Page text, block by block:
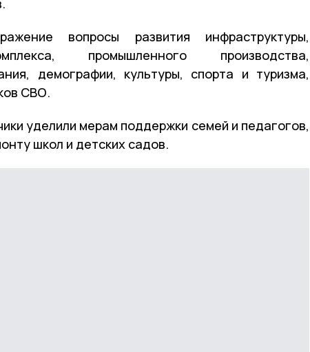
вопросы развития инфраструктуры,
промышленного производства,
демографии, культуры, спорта и туризма,
СВО.
уделили мерам поддержки семей и педагогов,
школ и детских садов.